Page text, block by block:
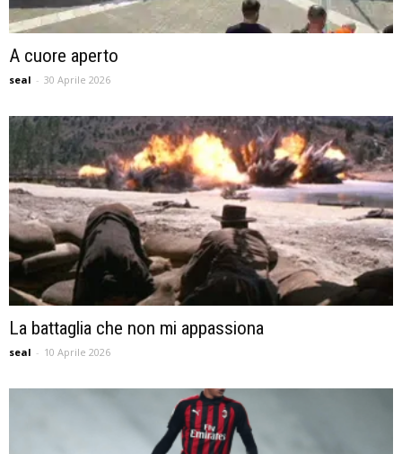
A cuore aperto
seal - 30 Aprile 2026
La battaglia che non mi appassiona
seal - 10 Aprile 2026